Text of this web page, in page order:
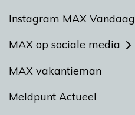
Instagram MAX Vandaag
MAX op sociale media
MAX vakantieman
Meldpunt Actueel